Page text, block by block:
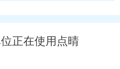
技有限公司
正在使用点晴